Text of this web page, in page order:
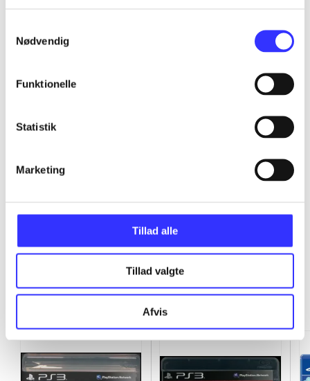
Nødvendig
Funktionelle
Statistik
Marketing
Tillad alle
Tillad valgte
Afvis
Minder om